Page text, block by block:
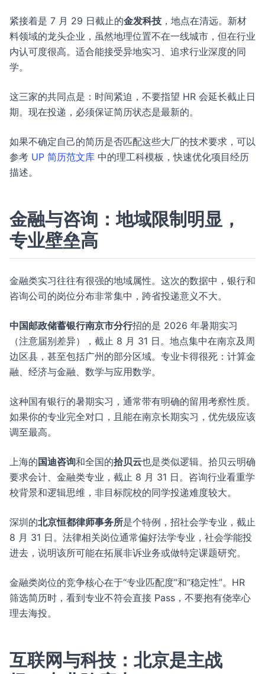
紧接着是 7 月 29 日截止的金发科技 ，地点在清远。新材
料领域的龙头企业，虽然地理位置不在一线城市，但在行业
内认可度很高。适合能接受异地实习、追求行业深度的同
学。
这三家的共同点是：时间紧迫，不要指望 HR 会延长截止日
期。现在投递，必须保证简历状态是最新的。
如果不确定自己的简历是否匹配这些大厂的技术要求，可以
参考 UP 简历范文库 中的理工科模板，快速优化项目经历
描述。
金融与咨询：地域限制明显，
专业壁垒高
金融类实习往往有很强的地域属性。这次的数据中，银行和
咨询公司的岗位分布非常集中，跨省投递意义不大。
中国邮政储蓄银行南京市分行招的是 2026 年暑期实习
（注意届别差异），截止 8 月 31 日。地点集中在南京及周
边区县，甚至包括广州的部分区域。专业卡得很死：计算金
融、经济与金融、数学与应用数学。
这种国有银行的暑期实习，通常带有明确的留用考察性质。
如果你的专业完全对口，且能在南京长期实习，优先级应该
调至最高。
上海的 国迪咨询和全国的拾贝云也是类似逻辑。拾贝云明确
要求会计、金融类专业，截止 8 月 31 日。咨询行业看重学
校背景和逻辑思维，非目标院校的同学投递难度较大。
深圳的北京恒都律师事务所是个特例，招社会学专业，截止
8 月 31 日。法律相关岗位通常偏好法学专业，社会学能投
进去，说明该所可能在拓展非诉业务或做特定课题研究。
金融类岗位的竞争核心在于“专业匹配度”和“稳定性”。HR
筛选简历时，看到专业不符会直接 Pass，不要抱有侥幸心
理去海投。
互联网与科技：北京是主战